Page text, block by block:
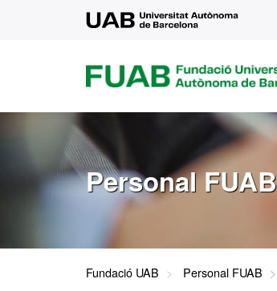
FUAB
FUNDACIÓ
UNIVERSITAT
DE
BARCELONA
Personal FUAB
Fundació UAB Personal FUAB